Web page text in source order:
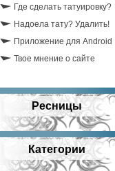
Где сделать татуировку?
Надоела тату? Удалить!
Приложение для Android
Твое мнение о сайте
Ресницы
Категории